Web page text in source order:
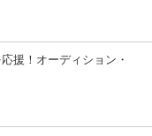
援！オーディション・